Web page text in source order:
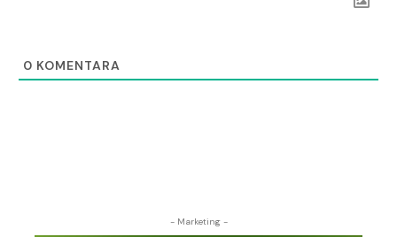
0 KOMENTARA
- Marketing -